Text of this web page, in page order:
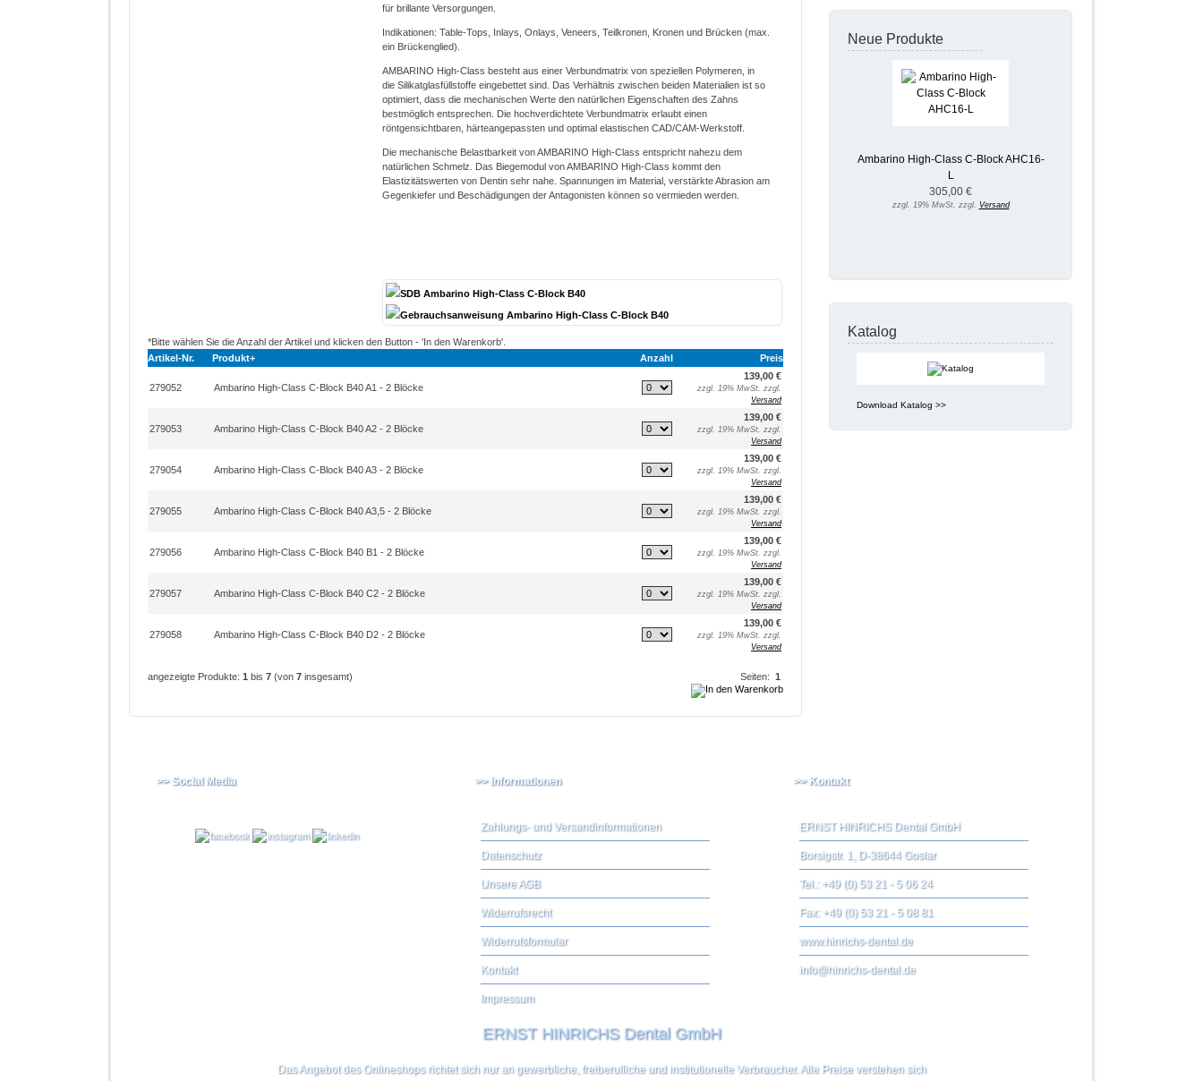
für brillante Versorgungen.
Indikationen: Table-Tops, Inlays, Onlays, Veneers, Teilkronen, Kronen und Brücken (max.
ein Brückenglied).
AMBARINO High-Class besteht aus einer Verbundmatrix von speziellen Polymeren, in
die Silikatglasfüllstoffe eingebettet sind. Das Verhältnis zwischen beiden Materialien ist so
optimiert, dass die mechanischen Werte den natürlichen Eigenschaften des Zahns
bestmöglich entsprechen. Die hochverdichtete Verbundmatrix erlaubt einen
röntgensichtbaren, härteangepassten und optimal elastischen CAD/CAM-Werkstoff.
Die mechanische Belastbarkeit von AMBARINO High-Class entspricht nahezu dem
natürlichen Schmelz. Das Biegemodul von AMBARINO High-Class kommt den
Elastizitätswerten von Dentin sehr nahe. Spannungen im Material, verstärkte Abrasion am
Gegenkiefer und Beschädigungen der Antagonisten können so vermieden werden.
SDB Ambarino High-Class C-Block B40
Gebrauchsanweisung Ambarino High-Class C-Block B40
*Bitte wählen Sie die Anzahl der Artikel und klicken den Button - 'In den Warenkorb'.
Artikel-Nr.
Produkt+ Anzahl Preis
279052 Ambarino High-Class C-Block B40 A1 - 2 Blöcke
139,00 €
zzgl. 19% MwSt. zzgl.
Versand
279053 Ambarino High-Class C-Block B40 A2 - 2 Blöcke
139,00 €
zzgl. 19% MwSt. zzgl.
Versand
279054 Ambarino High-Class C-Block B40 A3 - 2 Blöcke
139,00 €
zzgl. 19% MwSt. zzgl.
Versand
279055 Ambarino High-Class C-Block B40 A3,5 - 2 Blöcke
139,00 €
zzgl. 19% MwSt. zzgl.
Versand
279056 Ambarino High-Class C-Block B40 B1 - 2 Blöcke
139,00 €
zzgl. 19% MwSt. zzgl.
Versand
279057 Ambarino High-Class C-Block B40 C2 - 2 Blöcke
139,00 €
zzgl. 19% MwSt. zzgl.
Versand
279058 Ambarino High-Class C-Block B40 D2 - 2 Blöcke
139,00 €
zzgl. 19% MwSt. zzgl.
Versand
Seiten: 1
angezeigte Produkte: 1 bis 7 (von 7 insgesamt)
Neue Produkte
Ambarino High-Class C-Block AHC16-
L
305,00 €
zzgl. 19% MwSt. zzgl. Versand
Katalog
Download Katalog >>
>> Social Media >> Informationen
Zahlungs- und Versandinformationen
Datenschutz
Unsere AGB
Widerrufsrecht
Widerrufsformular
Kontakt
Impressum
>> Kontakt
ERNST HINRICHS Dental GmbH
Borsigstr. 1, D-38644 Goslar
Tel.: +49 (0) 53 21 - 5 06 24
Fax: +49 (0) 53 21 - 5 08 81
www.hinrichs-dental.de
info@hinrichs-dental.de
ERNST HINRICHS Dental GmbH
Das Angebot des Onlineshops richtet sich nur an gewerbliche, freiberufliche und institutionelle Verbraucher. Alle Preise verstehen sich